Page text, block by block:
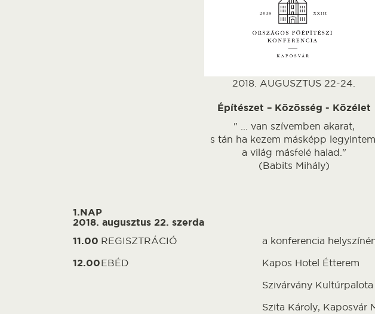
2018. AUGUSZTUS 22-24.
Építészet – Közösség - Közélet
" ... van szívemben akarat,
s tán ha kezem másképp
a világ másfelé halad."
(Babits Mihály)
1.NAP
2018. augusztus 22. szerda
11.00 REGISZTRÁCIÓ a konferencia
12.00EBÉD Kapos Hotel Étterem
Szivárvány Kultúrpalota
Szita Károly, Kaposvár